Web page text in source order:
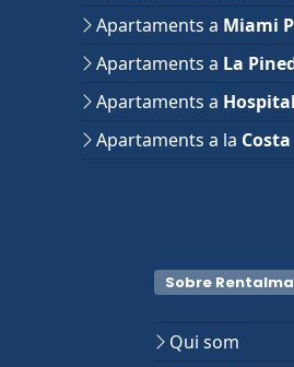
Apartaments a Miami
Apartaments a La
Apartaments a
Apartaments a la
Sobre
Qui som